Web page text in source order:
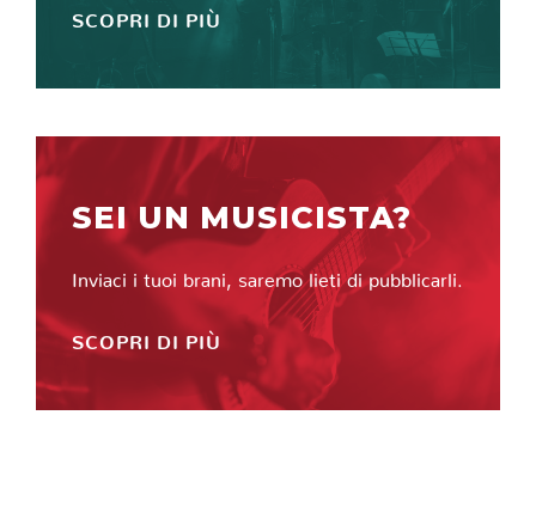
SCOPRI DI PIÙ
SEI UN MUSICISTA?
Inviaci i tuoi brani, saremo lieti di pubblicarli.
SCOPRI DI PIÙ